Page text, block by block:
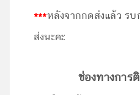
***หลังจากกดส่งแล้ว รบ
ส่งนะคะ
ช่องทางการ